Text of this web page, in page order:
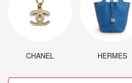
CHANEL HERMES